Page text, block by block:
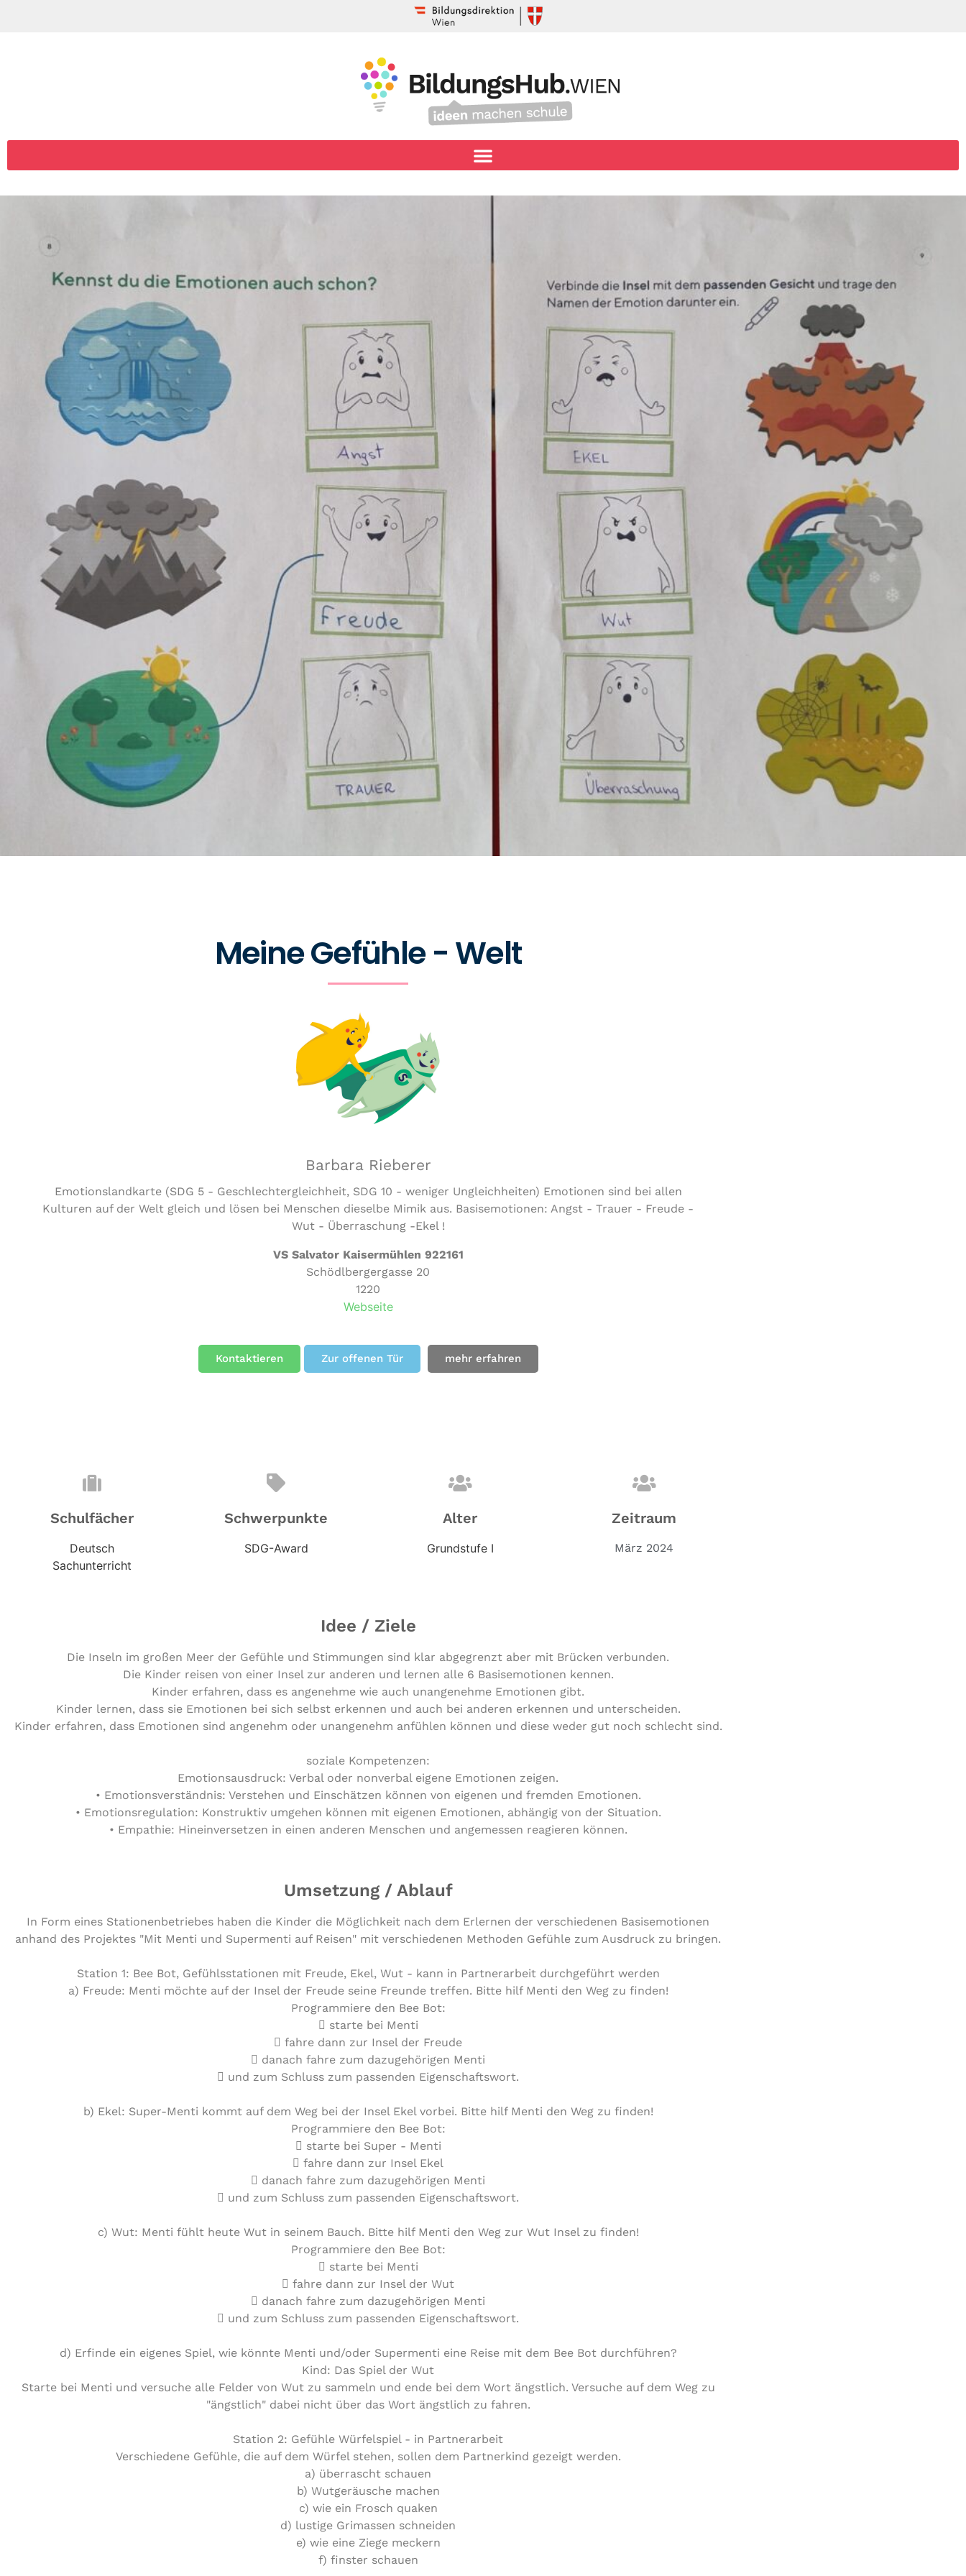
Meine Gefühle - Welt
Barbara Rieberer
Emotionslandkarte (SDG 5 - Geschlechtergleichheit, SDG 10 - weniger Ungleichheiten) Emotionen sind bei allen
Kulturen auf der Welt gleich und lösen bei Menschen dieselbe Mimik aus. Basisemotionen: Angst - Trauer - Freude -
Wut - Überraschung -Ekel !
VS Salvator Kaisermühlen 922161
Schödlbergergasse 20
1220
Webseite
Kontaktieren Zur offenen Tür mehr erfahren
Schulfächer
Deutsch
Sachunterricht
Schwerpunkte
SDG-Award
Alter
Grundstufe I
Zeitraum
März 2024
Idee / Ziele
Die Inseln im großen Meer der Gefühle und Stimmungen sind klar abgegrenzt aber mit Brücken verbunden.
Die Kinder reisen von einer Insel zur anderen und lernen alle 6 Basisemotionen kennen.
Kinder erfahren, dass es angenehme wie auch unangenehme Emotionen gibt.
Kinder lernen, dass sie Emotionen bei sich selbst erkennen und auch bei anderen erkennen und unterscheiden.
Kinder erfahren, dass Emotionen sind angenehm oder unangenehm anfühlen können und diese weder gut noch schlecht sind.
soziale Kompetenzen:
Emotionsausdruck: Verbal oder nonverbal eigene Emotionen zeigen.
• Emotionsverständnis: Verstehen und Einschätzen können von eigenen und fremden Emotionen.
• Emotionsregulation: Konstruktiv umgehen können mit eigenen Emotionen, abhängig von der Situation.
• Empathie: Hineinversetzen in einen anderen Menschen und angemessen reagieren können.
Umsetzung / Ablauf
In Form eines Stationenbetriebes haben die Kinder die Möglichkeit nach dem Erlernen der verschiedenen Basisemotionen
anhand des Projektes "Mit Menti und Supermenti auf Reisen" mit verschiedenen Methoden Gefühle zum Ausdruck zu bringen.
Station 1: Bee Bot, Gefühlsstationen mit Freude, Ekel, Wut - kann in Partnerarbeit durchgeführt werden
a) Freude: Menti möchte auf der Insel der Freude seine Freunde treffen. Bitte hilf Menti den Weg zu finden!
Programmiere den Bee Bot:
 starte bei Menti
 fahre dann zur Insel der Freude
 danach fahre zum dazugehörigen Menti
 und zum Schluss zum passenden Eigenschaftswort.
b) Ekel: Super-Menti kommt auf dem Weg bei der Insel Ekel vorbei. Bitte hilf Menti den Weg zu finden!
Programmiere den Bee Bot:
 starte bei Super - Menti
 fahre dann zur Insel Ekel
 danach fahre zum dazugehörigen Menti
 und zum Schluss zum passenden Eigenschaftswort.
c) Wut: Menti fühlt heute Wut in seinem Bauch. Bitte hilf Menti den Weg zur Wut Insel zu finden!
Programmiere den Bee Bot:
 starte bei Menti
 fahre dann zur Insel der Wut
 danach fahre zum dazugehörigen Menti
 und zum Schluss zum passenden Eigenschaftswort.
d) Erfinde ein eigenes Spiel, wie könnte Menti und/oder Supermenti eine Reise mit dem Bee Bot durchführen?
Kind: Das Spiel der Wut
Starte bei Menti und versuche alle Felder von Wut zu sammeln und ende bei dem Wort ängstlich. Versuche auf dem Weg zu
"ängstlich" dabei nicht über das Wort ängstlich zu fahren.
Station 2: Gefühle Würfelspiel - in Partnerarbeit
Verschiedene Gefühle, die auf dem Würfel stehen, sollen dem Partnerkind gezeigt werden.
a) überrascht schauen
b) Wutgeräusche machen
c) wie ein Frosch quaken
d) lustige Grimassen schneiden
e) wie eine Ziege meckern
f) finster schauen